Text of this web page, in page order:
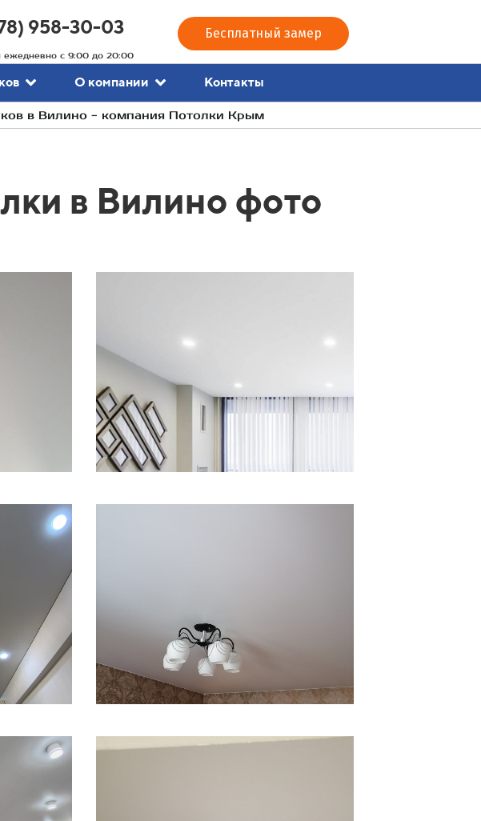
958-30-03
с 9:00 до 20:00
Бесплатный замер
О компании Контакты
в Вилино - компания Потолки Крым
в Вилино фото